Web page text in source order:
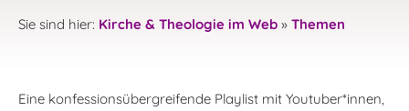
Sie sind hier: Kirche & Theologie im Web » Themen
Eine konfessionsübergreifende Playlist mit Youtuber*innen,